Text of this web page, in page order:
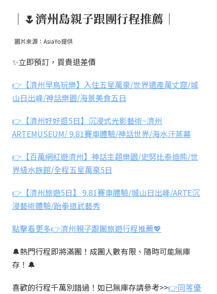
｜🌷濟州島親子跟團行程推薦｜
圖片來源：AsiaYo提供
✨立即預訂，買貴退差價
👉【濟州早鳥玩樂】入住五星萬豪/世界遺產萬丈窟/城
山日出峰/神話樂園/海景美食五日
👉【濟州好好逛5日】沉浸式光影藝術~濟州
ARTEMUSEUM/ 9.81賽車體驗/神話世界/海水汗蒸幕
👉【百萬網紅遊濟州】神話主題樂園/史努比泰迪熊/世
界級水族館/全程五星萬豪5日
👉【濟州旅遊5日】 9.81賽車體驗/城山日出峰/ARTE沉
浸藝術體驗/跆拳道武藝秀
點擊看更多👉濟州親子跟團旅遊行程推薦💖
🔔熱門行程即將滿團！成團人數有限、隨時可能無庫
存！🔔
喜歡的行程千萬別錯過！如已無庫存請參考>>👉同等優